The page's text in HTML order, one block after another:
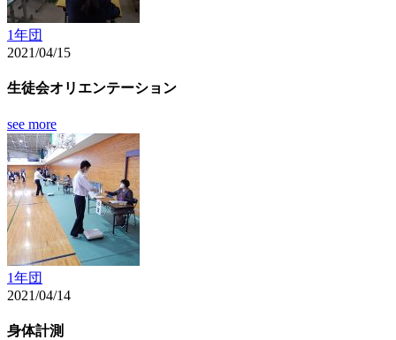
1年団
2021/04/15
生徒会オリエンテーション
see more
1年団
2021/04/14
身体計測